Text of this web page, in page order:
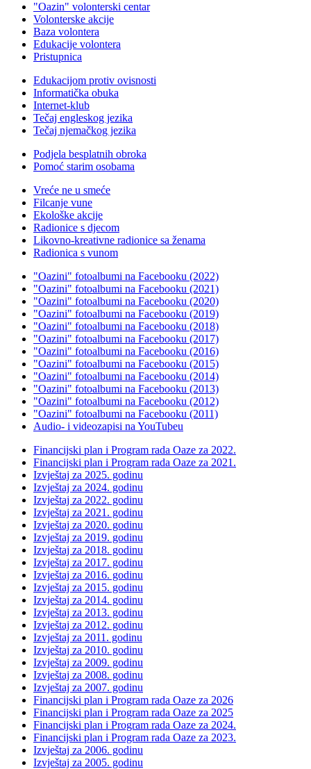
"Oazin" volonterski centar
Volonterske akcije
Baza volontera
Edukacije volontera
Pristupnica
Edukacijom protiv ovisnosti
Informatička obuka
Internet-klub
Tečaj engleskog jezika
Tečaj njemačkog jezika
Podjela besplatnih obroka
Pomoć starim osobama
Vreće ne u smeće
Filcanje vune
Ekološke akcije
Radionice s djecom
Likovno-kreativne radionice sa ženama
Radionica s vunom
"Oazini" fotoalbumi na Facebooku (2022)
"Oazini" fotoalbumi na Facebooku (2021)
"Oazini" fotoalbumi na Facebooku (2020)
"Oazini" fotoalbumi na Facebooku (2019)
"Oazini" fotoalbumi na Facebooku (2018)
"Oazini" fotoalbumi na Facebooku (2017)
"Oazini" fotoalbumi na Facebooku (2016)
"Oazini" fotoalbumi na Facebooku (2015)
"Oazini" fotoalbumi na Facebooku (2014)
"Oazini" fotoalbumi na Facebooku (2013)
"Oazini" fotoalbumi na Facebooku (2012)
"Oazini" fotoalbumi na Facebooku (2011)
Audio- i videozapisi na YouTubeu
Financijski plan i Program rada Oaze za 2022.
Financijski plan i Program rada Oaze za 2021.
Izvještaj za 2025. godinu
Izvještaj za 2024. godinu
Izvještaj za 2022. godinu
Izvještaj za 2021. godinu
Izvještaj za 2020. godinu
Izvještaj za 2019. godinu
Izvještaj za 2018. godinu
Izvještaj za 2017. godinu
Izvještaj za 2016. godinu
Izvještaj za 2015. godinu
Izvještaj za 2014. godinu
Izvještaj za 2013. godinu
Izvještaj za 2012. godinu
Izvještaj za 2011. godinu
Izvještaj za 2010. godinu
Izvještaj za 2009. godinu
Izvještaj za 2008. godinu
Izvještaj za 2007. godinu
Financijski plan i Program rada Oaze za 2026
Financijski plan i Program rada Oaze za 2025
Financijski plan i Program rada Oaze za 2024.
Financijski plan i Program rada Oaze za 2023.
Izvještaj za 2006. godinu
Izvještaj za 2005. godinu